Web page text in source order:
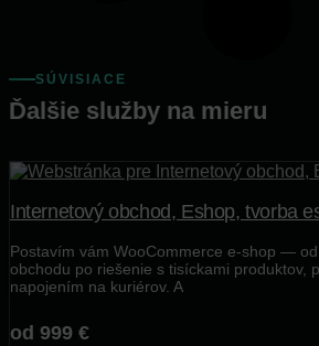
SÚVISIACE
Ďalšie služby na mieru
Internetový obchod, Eshop, tvorba
Postavím vám WooCommerce e-shop —
obchodu po riešenie s tisíckami produktov,
napojením na kuriérov. A
od 999 €